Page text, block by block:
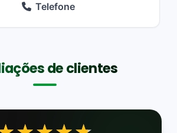
Telefone
de clientes